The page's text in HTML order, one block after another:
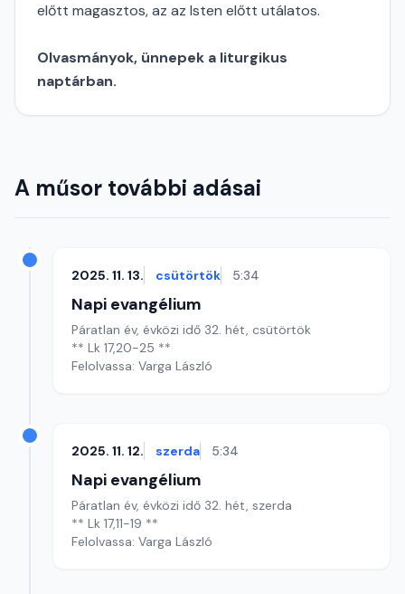
előtt magasztos, az az Isten előtt utálatos.
Olvasmányok, ünnepek a liturgikus
naptárban.
A műsor további adásai
2025. 11. 13. csütörtök 5:34
Napi evangélium
Páratlan év, évközi idő 32. hét, csütörtök
** Lk 17,20-25 **
Felolvassa: Varga László
2025. 11. 12. szerda 5:34
Napi evangélium
Páratlan év, évközi idő 32. hét, szerda
** Lk 17,11-19 **
Felolvassa: Varga László